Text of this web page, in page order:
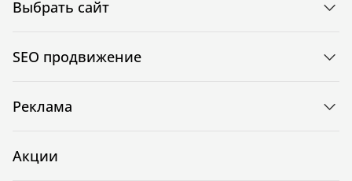
Выбрать сайт
SEO продвижение
Реклама
Акции